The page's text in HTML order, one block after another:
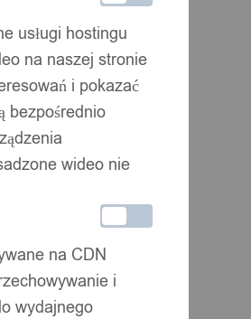
usługi hostingu
na naszej stronie
i pokazać
bezpośrednio
wideo nie
na CDN
i
wydajnego